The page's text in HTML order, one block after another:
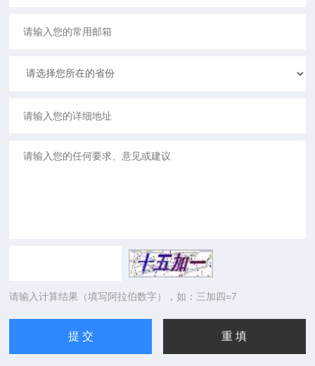
请输入计算结果（填写阿拉伯数字），如：三加四=7